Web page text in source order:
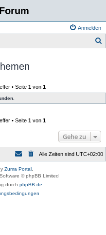
Anmelden
• Seite 1von 1
• Seite 1von 1
Gehe zu
Alle Zeiten sind UTC+02:00
Zuma Portal
© phpBB Limited
durch phpBB.de